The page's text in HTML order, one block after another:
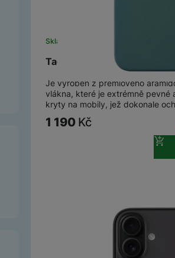
Tactical MagForce Aramid
Skladem
Je vyroben z prémiového
vlákna, které je extrémně pevné
kryty na mobily, jež dokonale
1 190 Kč